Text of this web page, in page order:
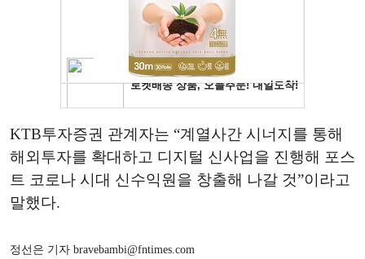
KTB투자증권 관계자는 “계열사간 시너지를 통해
해외투자를 확대하고 디지털 신사업을 진행해 포스
트 코로나 시대 신수익원을 창출해 나갈 것”이라고
말했다.
정선은 기자 bravebambi@fntimes.com